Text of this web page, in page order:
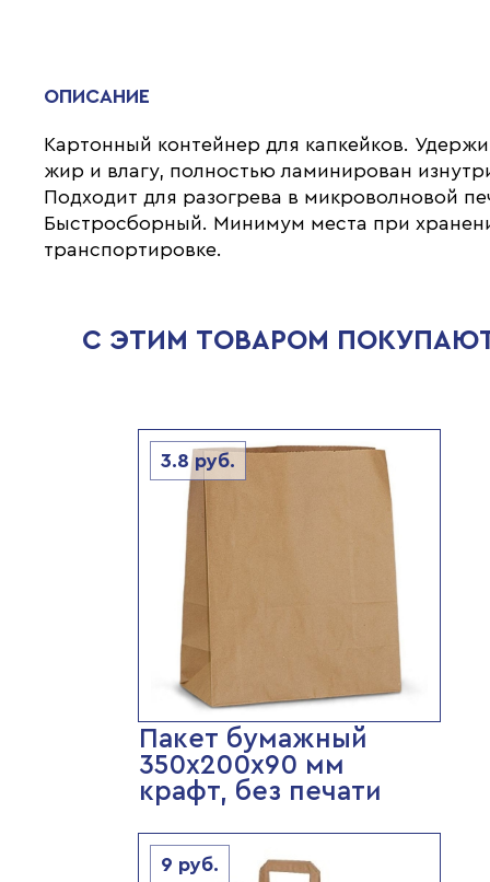
ОПИСАНИЕ
Картонный контейнер для капкейков.
жир и влагу, полностью ламинирован
Подходит для разогрева в микроволновой
Быстросборный. Минимум места при
транспортировке.
С ЭТИМ ТОВАРОМ
3.8руб.
Пакет бумажный
350х200х90 мм
крафт, без печати
9 руб.